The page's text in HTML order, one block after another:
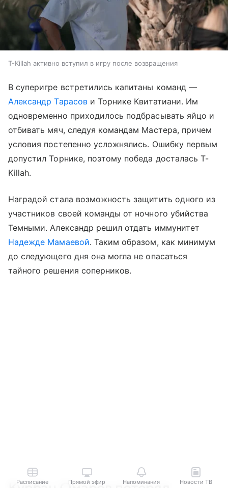
T-Killah активно вступил в игру после возвращения
В суперигре встретились капитаны команд —
Александр Тарасови Торнике Квитатиани. Им
одновременно приходилось подбрасывать яйцо и
отбивать мяч, следуя командам Мастера, причем
условия постепенно усложнялись. Ошибку первым
допустил Торнике, поэтому победа досталась T-
Killah.
Наградой стала возможность защитить одного из
участников своей команды от ночного убийства
Темными. Александр решил отдать иммунитет
Надежде Мамаевой. Таким образом, как минимум
до следующего дня она могла не опасаться
тайного решения соперников.
Расписание Прямой эфир Напоминания Новости ТВ